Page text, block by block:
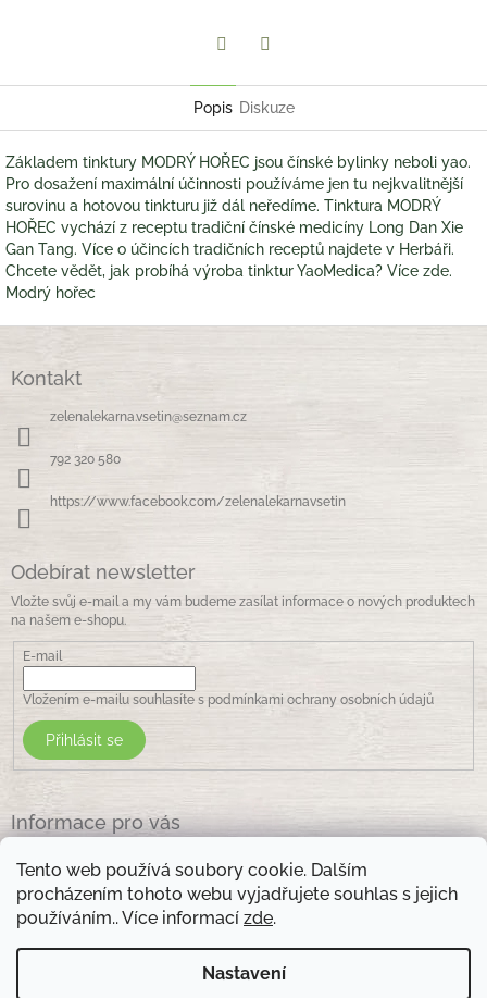
Tento web používá soubory cookie. Dalším
procházením tohoto webu vyjadřujete souhlas s jejich
používáním.. Více informací zde.
Nastavení
Popis Diskuze
Základem tinktury MODRÝ HOŘEC jsou čínské bylinky neboli yao.
Pro dosažení maximální účinnosti používáme jen tu nejkvalitnější
surovinu a hotovou tinkturu již dál neředíme. Tinktura MODRÝ
HOŘEC vychází z receptu tradiční čínské medicíny Long Dan Xie
Gan Tang. Více o účincích tradičních receptů najdete v Herbáři.
Chcete vědět, jak probíhá výroba tinktur YaoMedica? Více zde.
Modrý hořec
Kontakt
zelenalekarna.vsetin@seznam.cz
792 320 580
https://www.facebook.com/zelenalekarnavsetin
Odebírat newsletter
Vložte svůj e-mail a my vám budeme zasílat informace o nových produktech
na našem e-shopu.
E-mail
Vložením e-mailu souhlasíte s podmínkami ochrany osobních údajů
Přihlásit se
Informace pro vás
Obchodní podmínky
Podmínky ochrany osobních údajů
Kontakty
Otevírací doba prodejny: pondělí - pátek - 8.30 -17.00 , sobota 9.00-11 .00